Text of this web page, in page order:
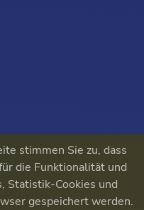
stimmen Sie zu, dass
die Funktionalität und
Statistik-Cookies und
gespeichert werden.